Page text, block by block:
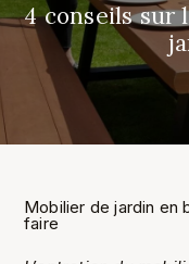
4 conseils sur
Mobilier de jardin en
faire